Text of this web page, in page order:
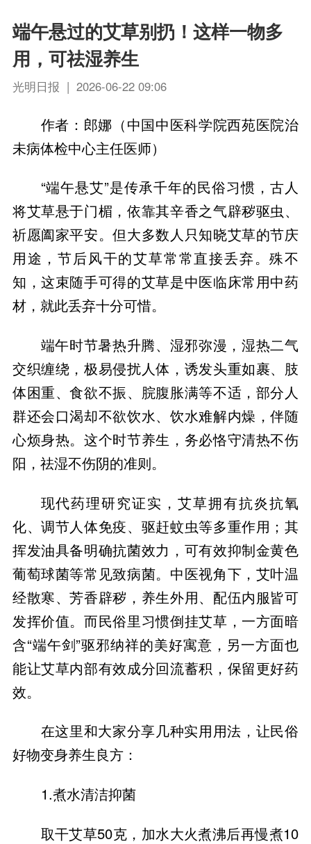
端午悬过的艾草别扔！这样一物多
用，可祛湿养生
光明日报 | 2026-06-22 09:06
作者：郎娜（中国中医科学院西苑医院治
未病体检中心主任医师）
“端午悬艾”是传承千年的民俗习惯，古人
将艾草悬于门楣，依靠其辛香之气辟秽驱虫、
祈愿阖家平安。但大多数人只知晓艾草的节庆
用途，节后风干的艾草常常直接丢弃。殊不
知，这束随手可得的艾草是中医临床常用中药
材，就此丢弃十分可惜。
端午时节暑热升腾、湿邪弥漫，湿热二气
交织缠绕，极易侵扰人体，诱发头重如裹、肢
体困重、食欲不振、脘腹胀满等不适，部分人
群还会口渴却不欲饮水、饮水难解内燥，伴随
心烦身热。这个时节养生，务必恪守清热不伤
阳，祛湿不伤阴的准则。
现代药理研究证实，艾草拥有抗炎抗氧
化、调节人体免疫、驱赶蚊虫等多重作用；其
挥发油具备明确抗菌效力，可有效抑制金黄色
葡萄球菌等常见致病菌。中医视角下，艾叶温
经散寒、芳香辟秽，养生外用、配伍内服皆可
发挥价值。而民俗里习惯倒挂艾草，一方面暗
含“端午剑”驱邪纳祥的美好寓意，另一方面也
能让艾草内部有效成分回流蓄积，保留更好药
效。
在这里和大家分享几种实用用法，让民俗
好物变身养生良方：
1.煮水清洁抑菌
取干艾草50克，加水大火煮沸后再慢煮10